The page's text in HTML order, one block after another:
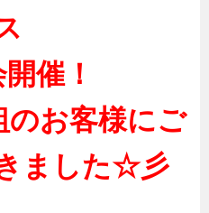
催！
のお客様にご
ました☆彡